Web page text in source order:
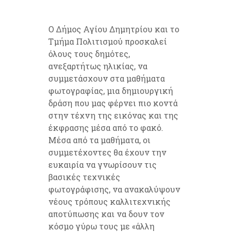
Ο Δήμος Αγίου Δημητρίου και το
Τμήμα Πολιτισμού προσκαλεί
όλους τους δημότες,
ανεξαρτήτως ηλικίας, να
συμμετάσχουν στα μαθήματα
φωτογραφίας, μια δημιουργική
δράση που μας φέρνει πιο κοντά
στην τέχνη της εικόνας και της
έκφρασης μέσα από το φακό.
Μέσα από τα μαθήματα, οι
συμμετέχοντες θα έχουν την
ευκαιρία να γνωρίσουν τις
βασικές τεχνικές
φωτογράφισης, να ανακαλύψουν
νέους τρόπους καλλιτεχνικής
αποτύπωσης και να δουν τον
κόσμο γύρω τους με «άλλη